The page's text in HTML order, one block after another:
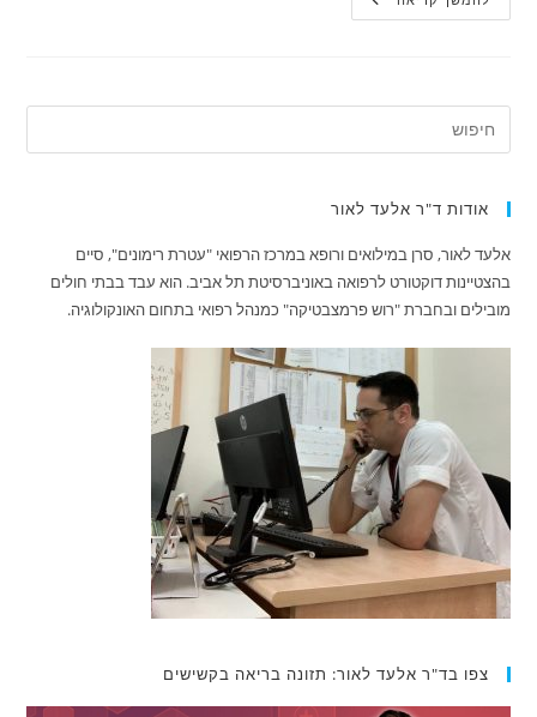
על
אודות ד"ר אלעד לאור
אלעד לאור, סרן במילואים ורופא במרכז הרפואי "עטרת רימונים", סיים
בהצטיינות דוקטורט לרפואה באוניברסיטת תל אביב. הוא עבד בבתי חולים
מובילים ובחברת "רוש פרמצבטיקה" כמנהל רפואי בתחום האונקולוגיה.
צפו בד"ר אלעד לאור: תזונה בריאה בקשישים